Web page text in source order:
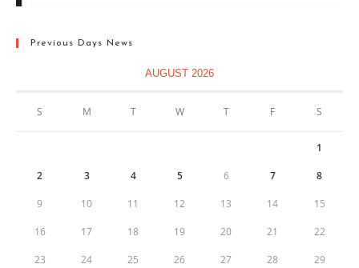
Previous Days News
AUGUST 2026
S M T W T F S
1
2 3 4 5 6 7 8
9 10 11 12 13 14 15
16 17 18 19 20 21 22
23 24 25 26 27 28 29